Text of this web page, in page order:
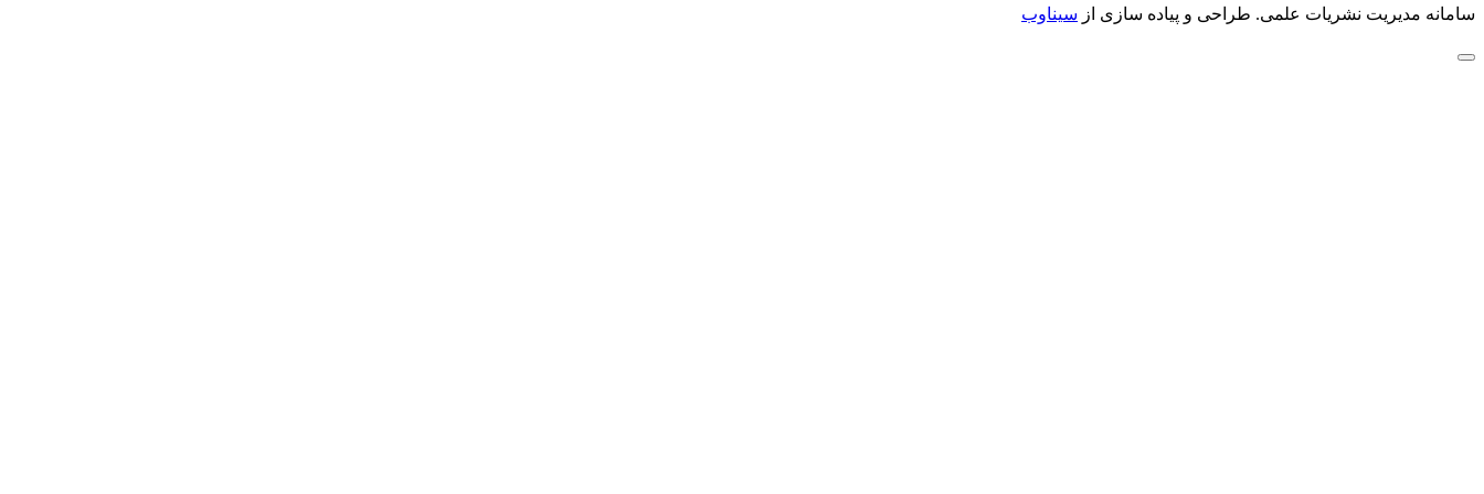
سامانه مدیریت نشریات علمی. طراحی و پیاده سازی از سیناوب